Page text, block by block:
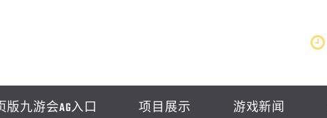
版九游会AG入口 项目展示 游戏新闻